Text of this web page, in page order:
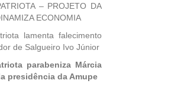
– PROJETO DA
ECONOMIA
lamenta falecimento
de Salgueiro Ivo Júnior
parabeniza Márcia
presidência da Amupe